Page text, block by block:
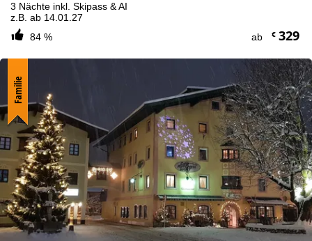
3 Nächte inkl. Skipass & AI
z.B. ab 14.01.27
84 %
ab €329
Familie